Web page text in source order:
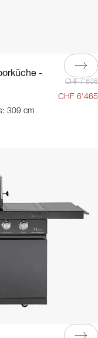
-
309 cm
CHF 7'606
CHF 6'465